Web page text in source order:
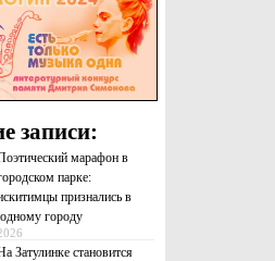
записи:
марафон в
парке:
признались в
городу
Затулинке становится